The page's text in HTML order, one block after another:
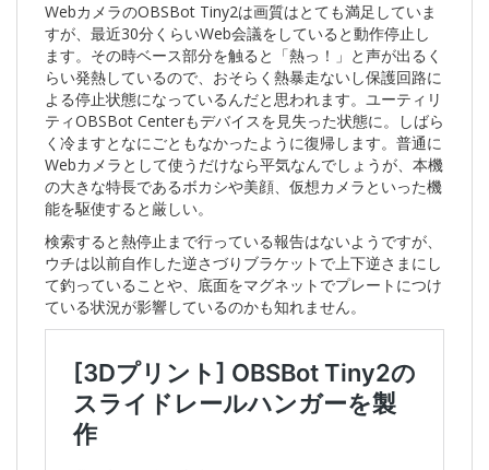
WebカメラのOBSBot Tiny2は画質はとても満足していま
すが、最近30分くらいWeb会議をしていると動作停止し
ます。その時ベース部分を触ると「熱っ！」と声が出るく
らい発熱しているので、おそらく熱暴走ないし保護回路に
よる停止状態になっているんだと思われます。ユーティリ
ティOBSBot Centerもデバイスを見失った状態に。しばら
く冷ますとなにごともなかったように復帰します。普通に
Webカメラとして使うだけなら平気なんでしょうが、本機
の大きな特長であるボカシや美顔、仮想カメラといった機
能を駆使すると厳しい。
検索すると熱停止まで行っている報告はないようですが、
ウチは以前自作した逆さづりブラケットで上下逆さまにし
て釣っていることや、底面をマグネットでプレートにつけ
ている状況が影響しているのかも知れません。